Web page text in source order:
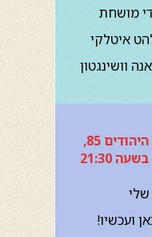
הרצליה, זאפה, רח' מדינת היהודים 85,
הרצליה פיתוח, ימי שלישי בשעה 21:30